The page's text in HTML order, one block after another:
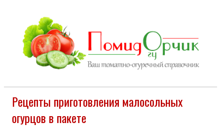
Рецепты приготовления малосольных
огурцов в пакете